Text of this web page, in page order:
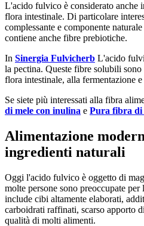
L'acido fulvico è considerato anche
flora intestinale. Di particolare
complessante e componente
contiene anche fibre prebiotiche.
In Sinergia Fulvicherb L'acido
la pectina. Queste fibre solubili sono
flora intestinale, alla fermentazione
Se siete più interessati alla fibra
di mele con inulina e Pura fibra di
Alimentazione
ingredienti naturali
Oggi l'acido fulvico è oggetto di
molte persone sono preoccupate
include cibi altamente elaborati,
carboidrati raffinati, scarso apporto
qualità di molti alimenti.